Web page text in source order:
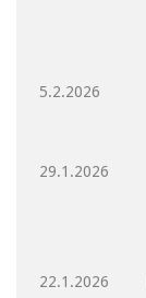
5.2.2026
29.1.2026
22.1.2026